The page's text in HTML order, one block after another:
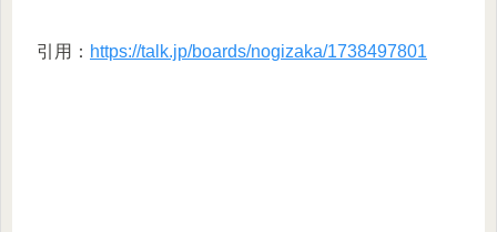
引用： https://talk.jp/boards/nogizaka/1738497801